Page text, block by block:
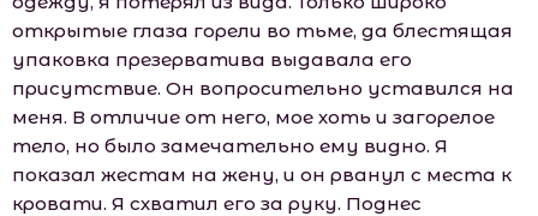
открытые глаза горели во тьме, да блестящая
упаковка презерватива выдавала его
присутствие. Он вопросительно уставился на
меня. В отличие от него, мое хоть и загорелое
тело, но было замечательно ему видно. Я
показал жестам на жену, и он рванул с места к
кровати. Я схватил его за руку. Поднес